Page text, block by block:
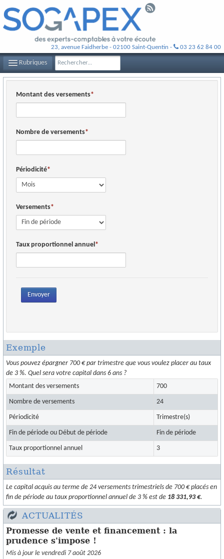
23, avenue Faidherbe - 02100 Saint-Quentin - 03 23 62 84 00
Rubriques
NOS MISSIONS
PLAN D'ACCÈS
FILS D'ACTUALITÉS
INFOS DE GESTION
ECHANGES SÉCURISÉS
AFFAIRES À REPRENDRE
RECRUTEMENTS
Montant des versements
Nombre de versements
Périodicité
Versements
Taux proportionnel annuel
Envoyer
Exemple
Vous pouvez épargner 700 € par trimestre que vous voulez placer au taux
de 3 %. Quel sera votre capital dans 6 ans ?
Montant des versements
700
Nombre de versements 24
Périodicité Trimestre(s)
Fin de période ou Début de période Fin de période
Taux proportionnel annuel 3
Résultat
Le capital acquis au terme de 24 versements trimestriels de 700 € placés en
fin de période au taux proportionnel annuel de 3 % est de 18 331,93 €.
ACTUALITÉS
Promesse de vente et financement : la
prudence s'impose !
Mis à jour le vendredi 7 août 2026